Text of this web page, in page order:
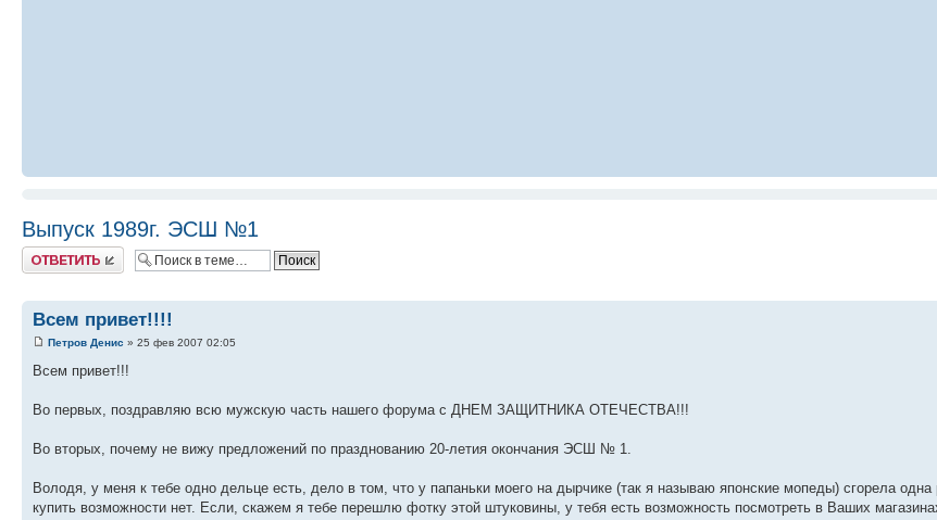
Выпуск 1989г. ЭСШ №1
Ответить
Всем привет!!!!
Петров Денис » 25 фев 2007 02:05
Всем привет!!!
Во первых, поздравляю всю мужскую часть нашего форума с ДНЕМ ЗАЩИТНИКА ОТЕЧЕСТВА!!!
Во вторых, почему не вижу предложений по празднованию 20-летия окончания ЭСШ № 1.
Володя, у меня к тебе одно дельце есть, дело в том, что у папаньки моего на дырчике (так я называю японские мопеды) сгорела
купить возможности нет. Если, скажем я тебе перешлю фотку этой штуковины, у тебя есть возможность посмотреть в Ваших